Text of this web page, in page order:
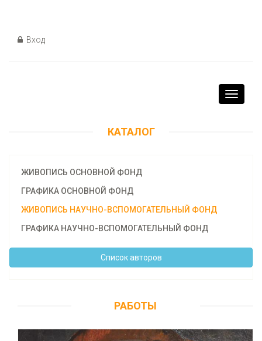
Вход
Toggle
КАТАЛОГ
ЖИВОПИСЬ ОСНОВНОЙ ФОНД
ГРАФИКА ОСНОВНОЙ ФОНД
ЖИВОПИСЬ НАУЧНО-ВСПОМОГАТЕЛЬНЫЙ ФОНД
ГРАФИКА НАУЧНО-ВСПОМОГАТЕЛЬНЫЙ ФОНД
Cписок авторов
РАБОТЫ